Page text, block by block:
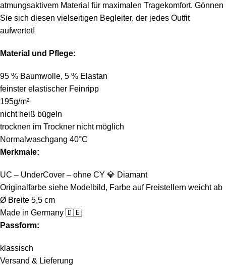
atmungsaktivem Material für maximalen Tragekomfort. Gönnen
Sie sich diesen vielseitigen Begleiter, der jedes Outfit
aufwertet!
Material und Pflege:
95 % Baumwolle, 5 % Elastan
feinster elastischer Feinripp
195g/m²
nicht heiß bügeln
trocknen im Trockner nicht möglich
Normalwaschgang 40°C
Merkmale:
UC – UnderCover – ohne CY 💎 Diamant
Originalfarbe siehe Modelbild, Farbe auf Freistellern weicht ab
Ø Breite 5,5 cm
Made in Germany 🇩🇪
Passform:
klassisch
Versand & Lieferung